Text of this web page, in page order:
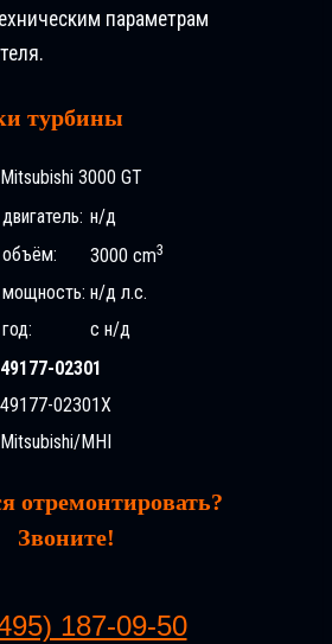
параметрам
турбины
Mitsubishi 3000 GT
двигатель: н/д
объём:
3000 cm3
мощность: н/д л.с.
год:
с н/д
49177-02301
49177-02301X
Mitsubishi/MHI
отремонтировать?
Звоните!
187-09-50